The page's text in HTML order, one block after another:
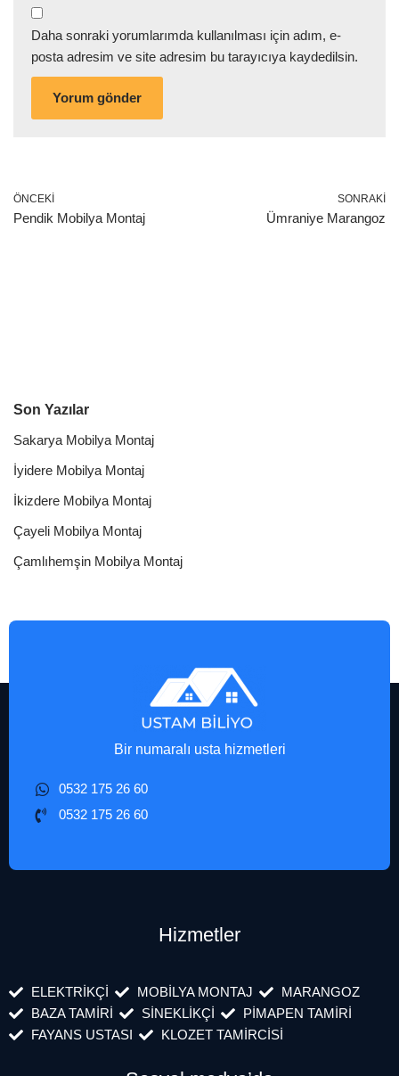
Daha sonraki yorumlarımda kullanılması için adım, e-
posta adresim ve site adresim bu tarayıcıya kaydedilsin.
ÖNCEKI
Pendik Mobilya Montaj
SONRAKI
Ümraniye Marangoz
Son Yazılar
Sakarya Mobilya Montaj
İyidere Mobilya Montaj
İkizdere Mobilya Montaj
Çayeli Mobilya Montaj
Çamlıhemşin Mobilya Montaj
Bir numaralı usta hizmetleri
0532 175 26 60
0532 175 26 60
Hizmetler
ELEKTRİKÇİ MOBİLYA MONTAJ
MARANGOZ
BAZA TAMİRİ
SİNEKLİKÇİ
PİMAPEN TAMİRİ
FAYANS USTASI
KLOZET TAMİRCİSİ